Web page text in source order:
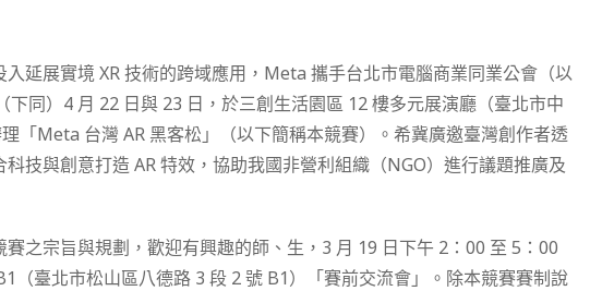
延展實境 XR 技術的跨域應用，Meta 攜手台北市電腦商業同業公會（以
下同）4 月 22 日與 23 日，於三創生活園區 12 樓多元展演廳（臺北市中
「Meta 台灣 AR 黑客松」（以下簡稱本競賽）。希冀廣邀臺灣創作者透
技與創意打造 AR 特效，協助我國非營利組織（NGO）進行議題推廣及
之宗旨與規劃，歡迎有興趣的師、生，3 月 19 日下午 2：00 至 5：00
（臺北市松山區八德路 3 段 2 號 B1）「賽前交流會」。除本競賽賽制說